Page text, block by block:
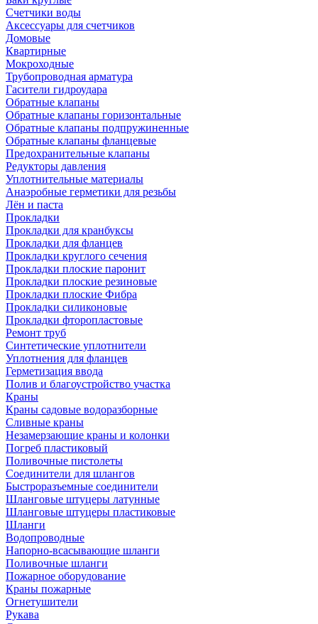
Счетчики воды
Аксессуары для счетчиков
Домовые
Квартирные
Мокроходные
Трубопроводная арматура
Гасители гидроудара
Обратные клапаны
Обратные клапаны горизонтальные
Обратные клапаны подпружиненные
Обратные клапаны фланцевые
Предохранительные клапаны
Редукторы давления
Уплотнительные материалы
Анаэробные герметики для резьбы
Лён и паста
Прокладки
Прокладки для кранбуксы
Прокладки для фланцев
Прокладки круглого сечения
Прокладки плоские паронит
Прокладки плоские резиновые
Прокладки плоские Фибра
Прокладки силиконовые
Прокладки фторопластовые
Ремонт труб
Синтетические уплотнители
Уплотнения для фланцев
Герметизация ввода
Полив и благоустройство участка
Краны
Краны садовые водоразборные
Сливные краны
Незамерзающие краны и колонки
Погреб пластиковый
Поливочные пистолеты
Соединители для шлангов
Быстроразъемные соединители
Шланговые штуцеры латунные
Шланговые штуцеры пластиковые
Шланги
Водопроводные
Напорно-всасывающие шланги
Поливочные шланги
Пожарное оборудование
Краны пожарные
Огнетушители
Рукава